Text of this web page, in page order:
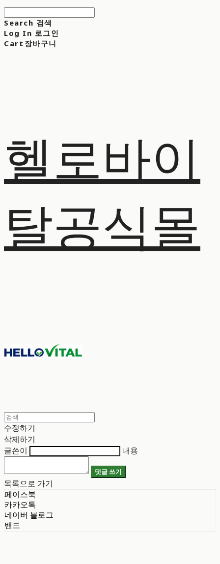
Search 검색
Log In 로그인
Cart 장바구니
헬로바이
탈공식몰
수정하기
삭제하기
글쓴이
내용
댓글 쓰기
목록으로 가기
페이스북
카카오톡
네이버 블로그
밴드